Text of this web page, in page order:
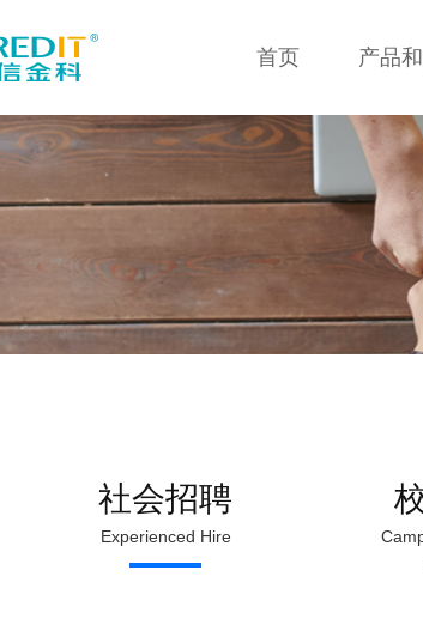
首页 产品
社会招聘
Experienced Hire